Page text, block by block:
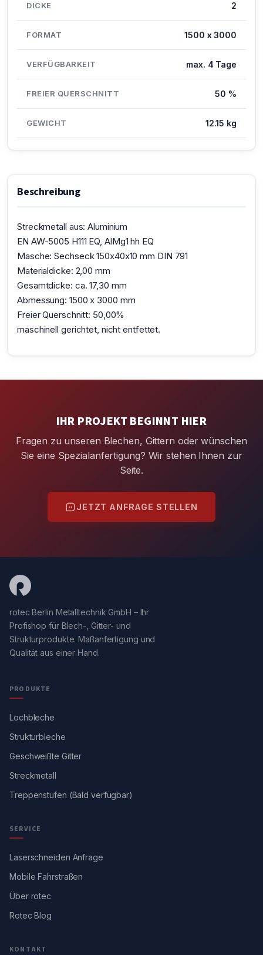
DICKE 2
FORMAT 1500 x 3000
VERFÜGBARKEIT max. 4 Tage
FREIER QUERSCHNITT 50 %
GEWICHT 12.15 kg
Beschreibung
Streckmetall aus: Aluminium
EN AW-5005 H111 EQ, AlMg1 hh EQ
Masche: Sechseck 150x40x10 mm DIN 791
Materialdicke: 2,00 mm
Gesamtdicke: ca. 17,30 mm
Abmessung: 1500 x 3000 mm
Freier Querschnitt: 50,00%
maschinell gerichtet, nicht entfettet.
IHR PROJEKT BEGINNT HIER
Fragen zu unseren Blechen, Gittern oder wünschen
Sie eine Spezialanfertigung? Wir stehen Ihnen zur
Seite.
JETZT ANFRAGE STELLEN
rotec Berlin Metalltechnik GmbH – Ihr
Profishop für Blech-, Gitter- und
Strukturprodukte. Maßanfertigung und
Qualität aus einer Hand.
PRODUKTE
Lochbleche
Strukturbleche
Geschweißte Gitter
Streckmetall
Treppenstufen (Bald verfügbar)
SERVICE
Laserschneiden Anfrage
Mobile Fahrstraßen
Über rotec
Rotec Blog
KONTAKT